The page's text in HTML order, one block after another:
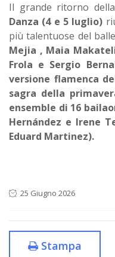
Il grande ritorno della
Danza (4 e 5 luglio)
più talentuose del
Mejia , Maia
Frola e Sergio
versione flamenca
sagra della
ensemble di 16
Hernández e Irene
Eduard Martinez).
25 Giugno 2026
Stampa